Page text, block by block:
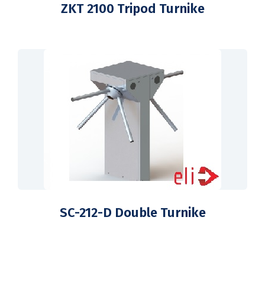
ZKT 2100 Tripod Turnike
SC-212-D Double Turnike